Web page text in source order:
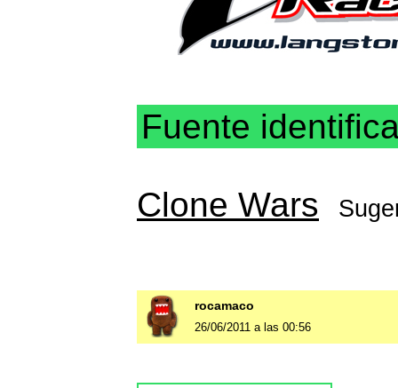
Fuente
Clone Wars
rocamaco
26/06/2011 a las 00:56